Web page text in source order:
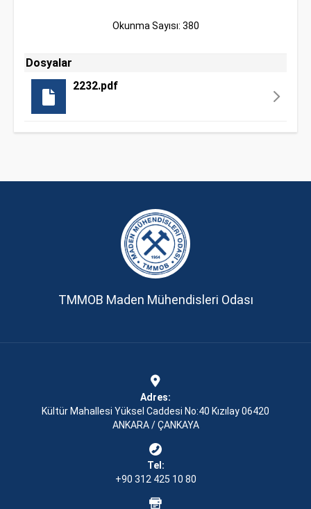
Okunma Sayısı: 380
Dosyalar
2232.pdf
TMMOB Maden Mühendisleri Odası
Adres:
Kültür Mahallesi Yüksel Caddesi No:40 Kızılay 06420
ANKARA / ÇANKAYA
Tel:
+90 312 425 10 80